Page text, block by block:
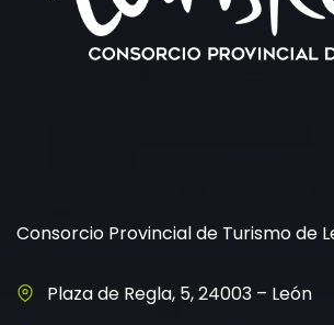
Consorcio Provincial de Turismo de
Plaza de Regla, 5, 24003 – León